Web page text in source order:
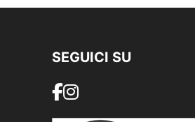
SEGUICI SU